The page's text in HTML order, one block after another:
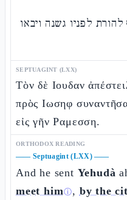
לפניו גשנה ויבאו
SEPTUAGINT (LXX)
Τὸν δὲ Ιουδαν
πρὸς Ιωσηφ
εἰς γῆν Ραμεσση.
ORTHODOX READING
—— Septuagint (LXX)——
And he sent Yehudà
meet himⓘ, by the